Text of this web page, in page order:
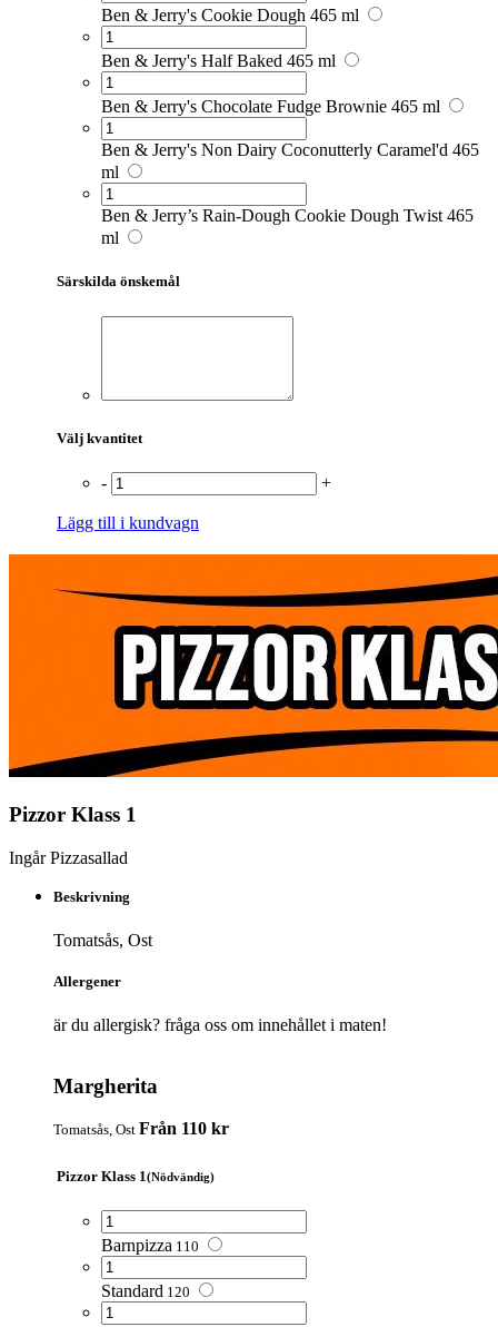
Ben & Jerry's Cookie Dough 465 ml
Ben & Jerry's Half Baked 465 ml
Ben & Jerry's Chocolate Fudge Brownie 465 ml
Ben & Jerry's Non Dairy Coconutterly Caramel'd 465
ml
Ben & Jerry’s Rain-Dough Cookie Dough Twist 465
ml
Särskilda önskemål
Välj kvantitet
- +
Lägg till i kundvagn
Pizzor Klass 1
Ingår Pizzasallad
Beskrivning
Tomatsås, Ost
Allergener
är du allergisk? fråga oss om innehållet i maten!
Margherita
Tomatsås, Ost Från 110 kr
Pizzor Klass 1(Nödvändig)
Barnpizza 110
Standard 120